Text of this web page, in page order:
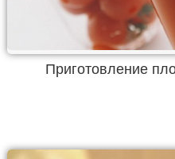
Приготовление